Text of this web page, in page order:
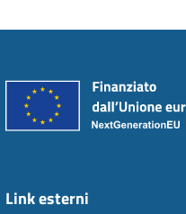
Link esterni